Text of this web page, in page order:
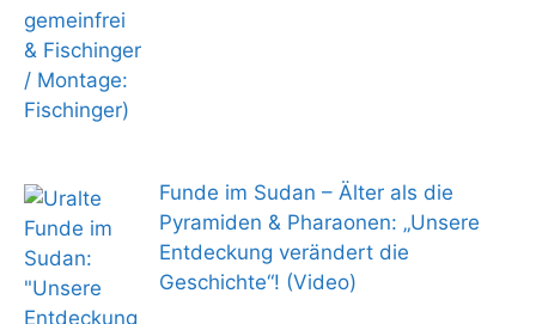
Funde im Sudan – Älter als die
Pyramiden & Pharaonen: „Unsere
Entdeckung verändert die
Geschichte“! (Video)